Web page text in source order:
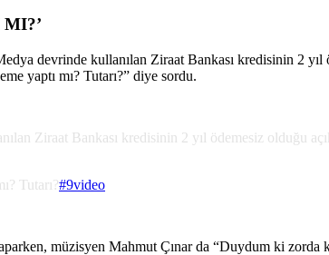
devrinde kullanılan Ziraat Bankası kredisinin 2 yıl
yaptı mı? Tutarı?” diye sordu.
Ziraat Bankası kredisinin 2 yıl ödemesiz olduğu
Tutarı?#9video
müzisyen Mahmut Çınar da “Duydum ki zorda